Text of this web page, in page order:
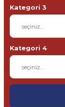
Kategori 3
Kategori 4